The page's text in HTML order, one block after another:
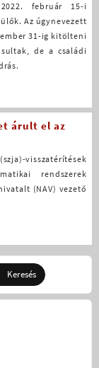
február 15-i
Az úgynevezett
31-ig kitölteni
de a családi
árult el az
visszatérítések
rendszerek
(NAV) vezető